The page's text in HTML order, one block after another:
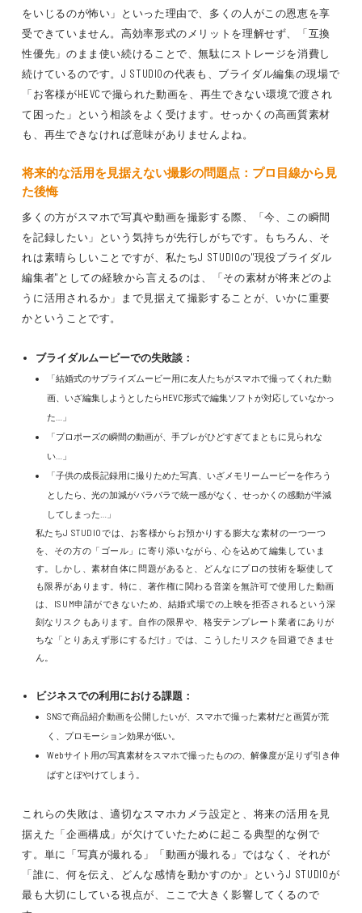
をいじるのが怖い」といった理由で、多くの人がこの恩恵を享
受できていません。高効率形式のメリットを理解せず、「互換
性優先」のまま使い続けることで、無駄にストレージを消費し
続けているのです。J STUDIOの代表も、ブライダル編集の現場で
「お客様がHEVCで撮られた動画を、再生できない環境で渡され
て困った」という相談をよく受けます。せっかくの高画質素材
も、再生できなければ意味がありませんよね。
将来的な活用を見据えない撮影の問題点：プロ目線から見
た後悔
多くの方がスマホで写真や動画を撮影する際、「今、この瞬間
を記録したい」という気持ちが先行しがちです。もちろん、そ
れは素晴らしいことですが、私たちJ STUDIOの"現役ブライダル
編集者"としての経験から言えるのは、「その素材が将来どのよ
うに活用されるか」まで見据えて撮影することが、いかに重要
かということです。
ブライダルムービーでの失敗談：
「結婚式のサプライズムービー用に友人たちがスマホで撮ってくれた動
画、いざ編集しようとしたらHEVC形式で編集ソフトが対応していなかっ
た…」
「プロポーズの瞬間の動画が、手ブレがひどすぎてまともに見られな
い…」
「子供の成長記録用に撮りためた写真、いざメモリームービーを作ろう
としたら、光の加減がバラバラで統一感がなく、せっかくの感動が半減
してしまった…」
私たちJ STUDIOでは、お客様からお預かりする膨大な素材の一つ一つ
を、その方の「ゴール」に寄り添いながら、心を込めて編集していま
す。しかし、素材自体に問題があると、どんなにプロの技術を駆使して
も限界があります。特に、著作権に関わる音楽を無許可で使用した動画
は、ISUM申請ができないため、結婚式場での上映を拒否されるという深
刻なリスクもあります。自作の限界や、格安テンプレート業者にありが
ちな「とりあえず形にするだけ」では、こうしたリスクを回避できませ
ん。
ビジネスでの利用における課題：
SNSで商品紹介動画を公開したいが、スマホで撮った素材だと画質が荒
く、プロモーション効果が低い。
Webサイト用の写真素材をスマホで撮ったものの、解像度が足りず引き伸
ばすとぼやけてしまう。
これらの失敗は、適切なスマホカメラ設定と、将来の活用を見
据えた「企画構成」が欠けていたために起こる典型的な例で
す。単に「写真が撮れる」「動画が撮れる」ではなく、それが
「誰に、何を伝え、どんな感情を動かすのか」というJ STUDIOが
最も大切にしている視点が、ここで大きく影響してくるので